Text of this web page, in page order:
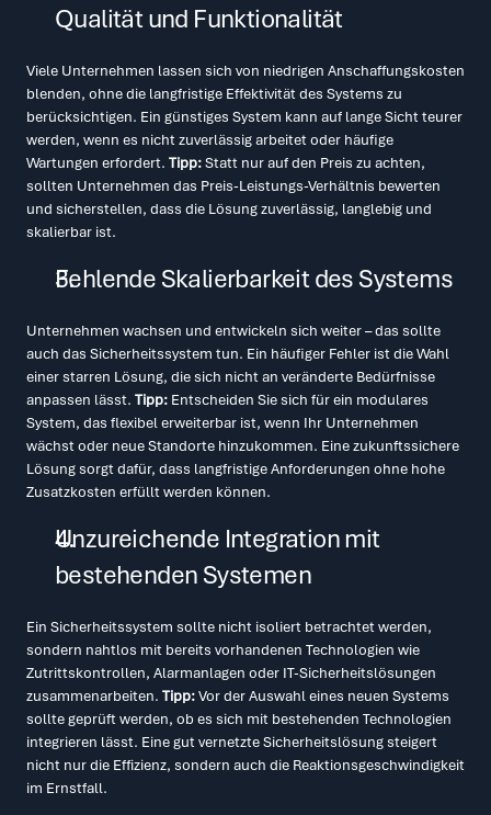
Qualität und Funktionalität
Viele Unternehmen lassen sich von niedrigen Anschaffungskosten
blenden, ohne die langfristige Effektivität des Systems zu
berücksichtigen. Ein günstiges System kann auf lange Sicht teurer
werden, wenn es nicht zuverlässig arbeitet oder häufige
Wartungen erfordert. Tipp: Statt nur auf den Preis zu achten,
sollten Unternehmen das Preis-Leistungs-Verhältnis bewerten
und sicherstellen, dass die Lösung zuverlässig, langlebig und
skalierbar ist.
Fehlende Skalierbarkeit des Systems
Unternehmen wachsen und entwickeln sich weiter – das sollte
auch das Sicherheitssystem tun. Ein häufiger Fehler ist die Wahl
einer starren Lösung, die sich nicht an veränderte Bedürfnisse
anpassen lässt. Tipp: Entscheiden Sie sich für ein modulares
System, das flexibel erweiterbar ist, wenn Ihr Unternehmen
wächst oder neue Standorte hinzukommen. Eine zukunftssichere
Lösung sorgt dafür, dass langfristige Anforderungen ohne hohe
Zusatzkosten erfüllt werden können.
Unzureichende Integration mit
bestehenden Systemen
Ein Sicherheitssystem sollte nicht isoliert betrachtet werden,
sondern nahtlos mit bereits vorhandenen Technologien wie
Zutrittskontrollen, Alarmanlagen oder IT-Sicherheitslösungen
zusammenarbeiten. Tipp: Vor der Auswahl eines neuen Systems
sollte geprüft werden, ob es sich mit bestehenden Technologien
integrieren lässt. Eine gut vernetzte Sicherheitslösung steigert
nicht nur die Effizienz, sondern auch die Reaktionsgeschwindigkeit
im Ernstfall.